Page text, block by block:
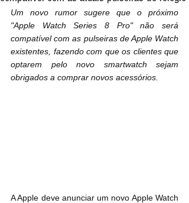
Um novo rumor sugere que o próximo
"Apple Watch Series 8 Pro" não será
compatível com as pulseiras de Apple Watch
existentes, fazendo com que os clientes que
optarem pelo novo smartwatch sejam
obrigados a comprar novos acessórios.
A Apple deve anunciar um novo Apple Watch